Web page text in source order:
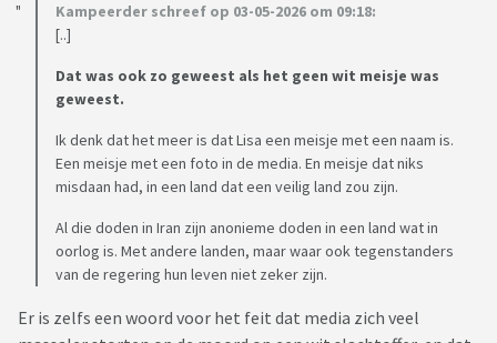
Kampeerder schreef op 03-05-2026 om 09:18:
[..]
Dat was ook zo geweest als het geen wit meisje was
geweest.
Ik denk dat het meer is dat Lisa een meisje met een naam is.
Een meisje met een foto in de media. En meisje dat niks
misdaan had, in een land dat een veilig land zou zijn.
Al die doden in Iran zijn anonieme doden in een land wat in
oorlog is. Met andere landen, maar waar ook tegenstanders
van de regering hun leven niet zeker zijn.
Er is zelfs een woord voor het feit dat media zich veel